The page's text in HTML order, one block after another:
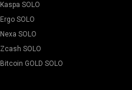
Kaspa SOLO
Ergo SOLO
Nexa SOLO
Zcash SOLO
Bitcoin GOLD SOLO